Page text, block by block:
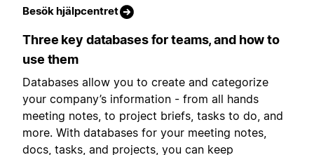
Besök hjälpcentret
Three key databases for teams, and how to
use them
Databases allow you to create and categorize
your company’s information - from all hands
meeting notes, to project briefs, tasks to do, and
more. With databases for your meeting notes,
docs, tasks, and projects, you can keep